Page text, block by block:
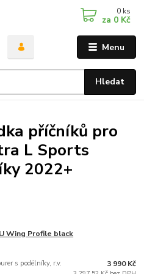
Menu
Hledat
0 ks
za 0 Kč
příčníků pro
L Sports
2022+
Wing Profile black
s podélníky, r.v.
3 990 Kč